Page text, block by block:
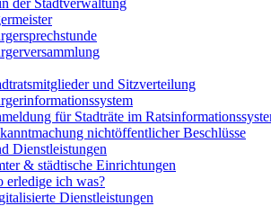
der Stadtverwaltung
und Sitzverteilung
für Stadträte im
nichtöffentlicher Beschlüsse
Dienstleistungen
& städtische Einrichtungen
erledige ich was?
Dienstleistungen